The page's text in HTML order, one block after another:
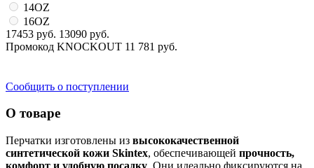
14OZ
16OZ
17453 руб. 13090 руб.
Промокод KNOCKOUT 11 781 руб.
Сообщить о поступлении
О товаре
Перчатки изготовлены из высококачественной
синтетической кожи Skintex, обеспечивающей прочность,
комфорт и удобную посадку . Они идеально фиксируются на